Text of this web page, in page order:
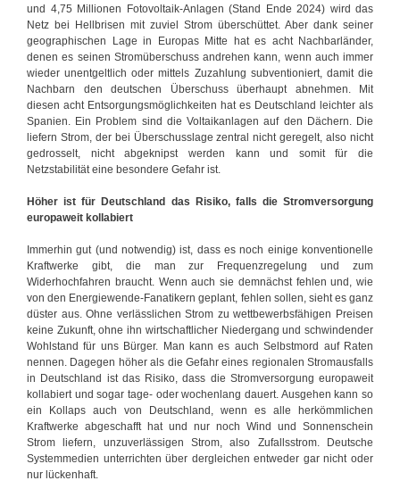
und 4,75 Millionen Fotovoltaik-Anlagen (Stand Ende 2024) wird das
Netz bei Hellbrisen mit zuviel Strom überschüttet. Aber dank seiner
geographischen Lage in Europas Mitte hat es acht Nachbarländer,
denen es seinen Stromüberschuss andrehen kann, wenn auch immer
wieder unentgeltlich oder mittels Zuzahlung subventioniert, damit die
Nachbarn den deutschen Überschuss überhaupt abnehmen. Mit
diesen acht Entsorgungsmöglichkeiten hat es Deutschland leichter als
Spanien. Ein Problem sind die Voltaikanlagen auf den Dächern. Die
liefern Strom, der bei Überschusslage zentral nicht geregelt, also nicht
gedrosselt, nicht abgeknipst werden kann und somit für die
Netzstabilität eine besondere Gefahr ist.
Höher ist für Deutschland das Risiko, falls die Stromversorgung
europaweit kollabiert
Immerhin gut (und notwendig) ist, dass es noch einige konventionelle
Kraftwerke gibt, die man zur Frequenzregelung und zum
Widerhochfahren braucht. Wenn auch sie demnächst fehlen und, wie
von den Energiewende-Fanatikern geplant, fehlen sollen, sieht es ganz
düster aus. Ohne verlässlichen Strom zu wettbewerbsfähigen Preisen
keine Zukunft, ohne ihn wirtschaftlicher Niedergang und schwindender
Wohlstand für uns Bürger. Man kann es auch Selbstmord auf Raten
nennen. Dagegen höher als die Gefahr eines regionalen Stromausfalls
in Deutschland ist das Risiko, dass die Stromversorgung europaweit
kollabiert und sogar tage- oder wochenlang dauert. Ausgehen kann so
ein Kollaps auch von Deutschland, wenn es alle herkömmlichen
Kraftwerke abgeschafft hat und nur noch Wind und Sonnenschein
Strom liefern, unzuverlässigen Strom, also Zufallsstrom. Deutsche
Systemmedien unterrichten über dergleichen entweder gar nicht oder
nur lückenhaft.